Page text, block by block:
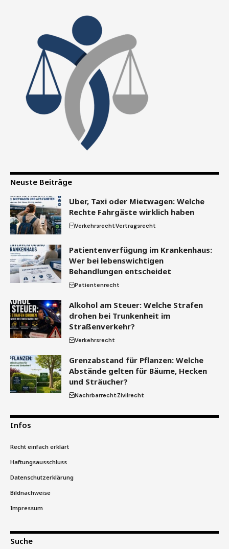
Neuste Beiträge
Uber, Taxi oder Mietwagen: Welche
Rechte Fahrgäste wirklich haben
VerkehrsrechtVertragsrecht
Patientenverfügung im Krankenhaus:
Wer bei lebenswichtigen
Behandlungen entscheidet
Patientenrecht
Alkohol am Steuer: Welche Strafen
drohen bei Trunkenheit im
Straßenverkehr?
Verkehrsrecht
Grenzabstand für Pflanzen: Welche
Abstände gelten für Bäume, Hecken
und Sträucher?
NachrbarrechtZivilrecht
Infos
Recht einfach erklärt
Haftungsausschluss
Datenschutzerklärung
Bildnachweise
Impressum
Suche